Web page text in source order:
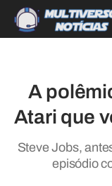
A
Atari que
Steve Jobs,
episódio